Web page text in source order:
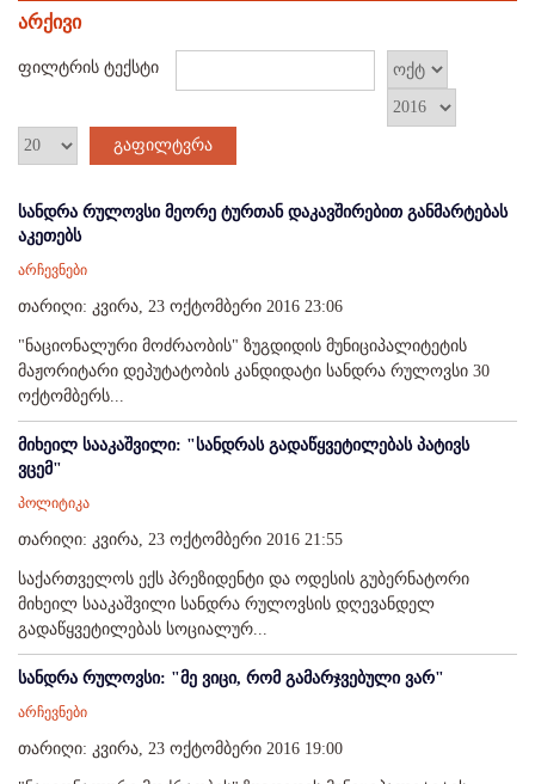
არქივი
ფილტრის ტექსტი
გაფილტვრა
სანდრა რულოვსი მეორე ტურთან დაკავშირებით განმარტებას
აკეთებს
არჩევნები
თარიღი: კვირა, 23 ოქტომბერი 2016 23:06
"ნაციონალური მოძრაობის" ზუგდიდის მუნიციპალიტეტის
მაჟორიტარი დეპუტატობის კანდიდატი სანდრა რულოვსი 30
ოქტომბერს...
მიხეილ სააკაშვილი: "სანდრას გადაწყვეტილებას პატივს
ვცემ"
პოლიტიკა
თარიღი: კვირა, 23 ოქტომბერი 2016 21:55
საქართველოს ექს პრეზიდენტი და ოდესის გუბერნატორი
მიხეილ სააკაშვილი სანდრა რულოვსის დღევანდელ
გადაწყვეტილებას სოციალურ...
სანდრა რულოვსი: "მე ვიცი, რომ გამარჯვებული ვარ"
არჩევნები
თარიღი: კვირა, 23 ოქტომბერი 2016 19:00